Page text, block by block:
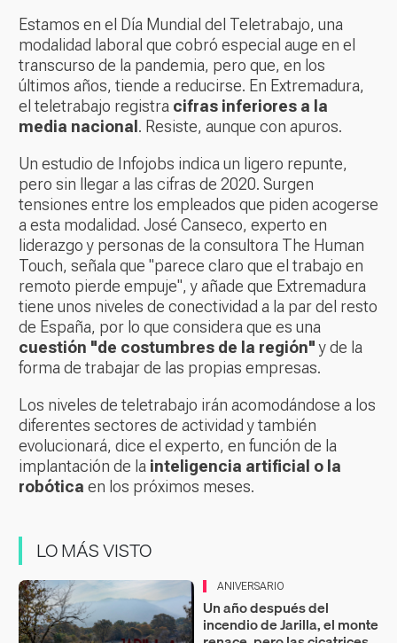
Estamos en el Día Mundial del Teletrabajo, una
modalidad laboral que cobró especial auge en el
transcurso de la pandemia, pero que, en los
últimos años, tiende a reducirse. En Extremadura,
el teletrabajo registra cifras inferiores a la
media nacional . Resiste, aunque con apuros.
Un estudio de Infojobs indica un ligero repunte,
pero sin llegar a las cifras de 2020. Surgen
tensiones entre los empleados que piden acogerse
a esta modalidad. José Canseco, experto en
liderazgo y personas de la consultora The Human
Touch, señala que "parece claro que el trabajo en
remoto pierde empuje", y añade que Extremadura
tiene unos niveles de conectividad a la par del resto
de España, por lo que considera que es una
cuestión "de costumbres de la región"y de la
forma de trabajar de las propias empresas.
Los niveles de teletrabajo irán acomodándose a los
diferentes sectores de actividad y también
evolucionará, dice el experto, en función de la
implantación de la inteligencia artificial o la
robótica en los próximos meses.
LO MÁS VISTO
ANIVERSARIO
Un año después del
incendio de Jarilla, el monte